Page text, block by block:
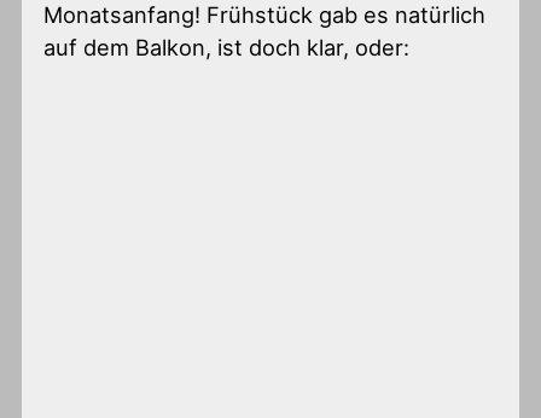
Monatsanfang! Frühstück gab es natürlich
auf dem Balkon, ist doch klar, oder: